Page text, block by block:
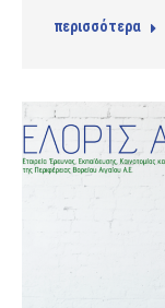
περισσότερα